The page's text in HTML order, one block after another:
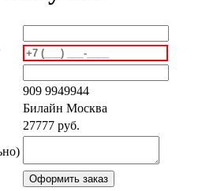
909 9949944
Билайн Москва
27777 руб.